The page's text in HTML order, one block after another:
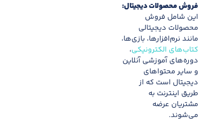
فروش محصولات دیجیتال:
این شامل فروش
محصولات دیجیتالی
مانند نرم‌افزارها، بازی‌ها،
کتاب‌های الکترونیکی،
دوره‌های آموزشی آنلاین
و سایر محتواهای
دیجیتال است که از
طریق اینترنت به
مشتریان عرضه
می‌شوند.